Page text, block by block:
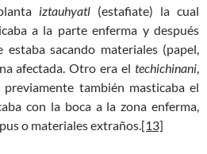
iztauhyatl (estafiate) la cual
a la parte enferma y después
sacando materiales (papel,
afectada. Otro era el techichinani
previamente también masticaba el
con la boca a la zona enferma,
o materiales extraños. [13]